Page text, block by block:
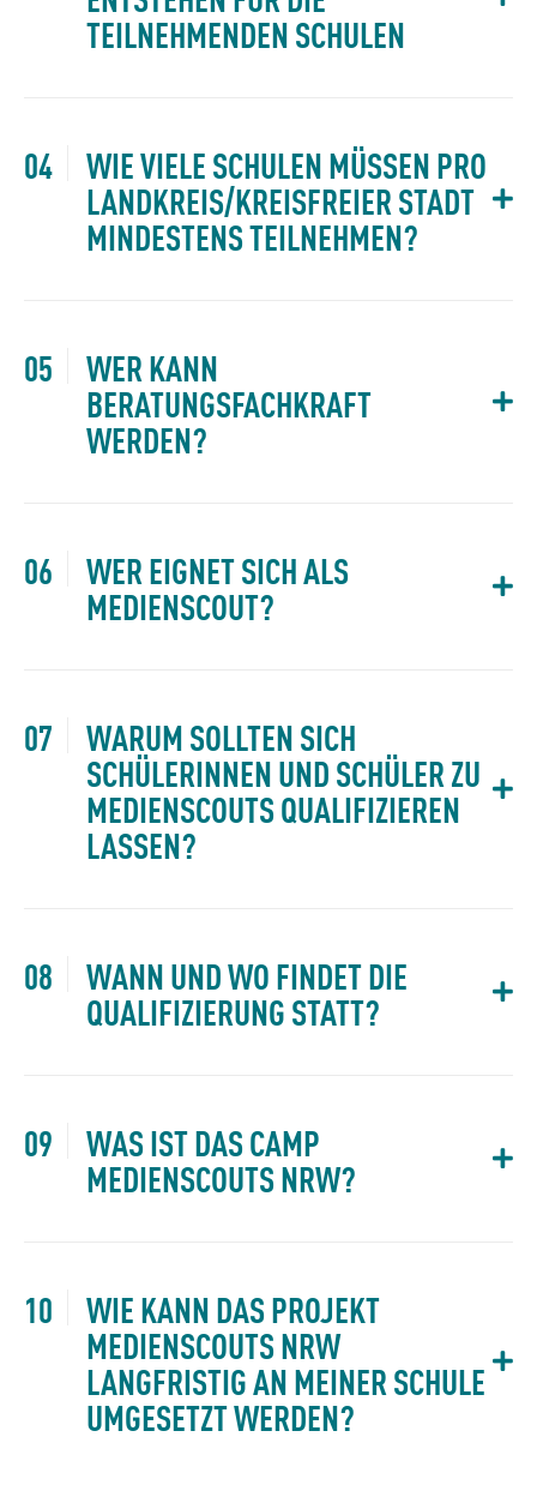
TEILNEHMENDEN SCHULEN
WIE VIELE SCHULEN MÜSSEN PRO
LANDKREIS/KREISFREIER STADT
MINDESTENS TEILNEHMEN?
WER KANN
BERATUNGSFACHKRAFT
WERDEN?
WER EIGNET SICH ALS
MEDIENSCOUT?
WARUM SOLLTEN SICH
SCHÜLERINNEN UND SCHÜLER ZU
MEDIENSCOUTS QUALIFIZIEREN
LASSEN?
WANN UND WO FINDET DIE
QUALIFIZIERUNG STATT?
WAS IST DAS CAMP
MEDIENSCOUTS NRW?
WIE KANN DAS PROJEKT
MEDIENSCOUTS NRW
LANGFRISTIG AN MEINER SCHULE
UMGESETZT WERDEN?